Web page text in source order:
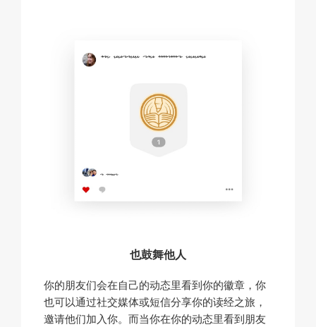
也鼓舞他人
你的朋友们会在自己的动态里看到你的徽章，你
也可以通过社交媒体或短信分享你的读经之旅，
邀请他们加入你。而当你在你的动态里看到朋友